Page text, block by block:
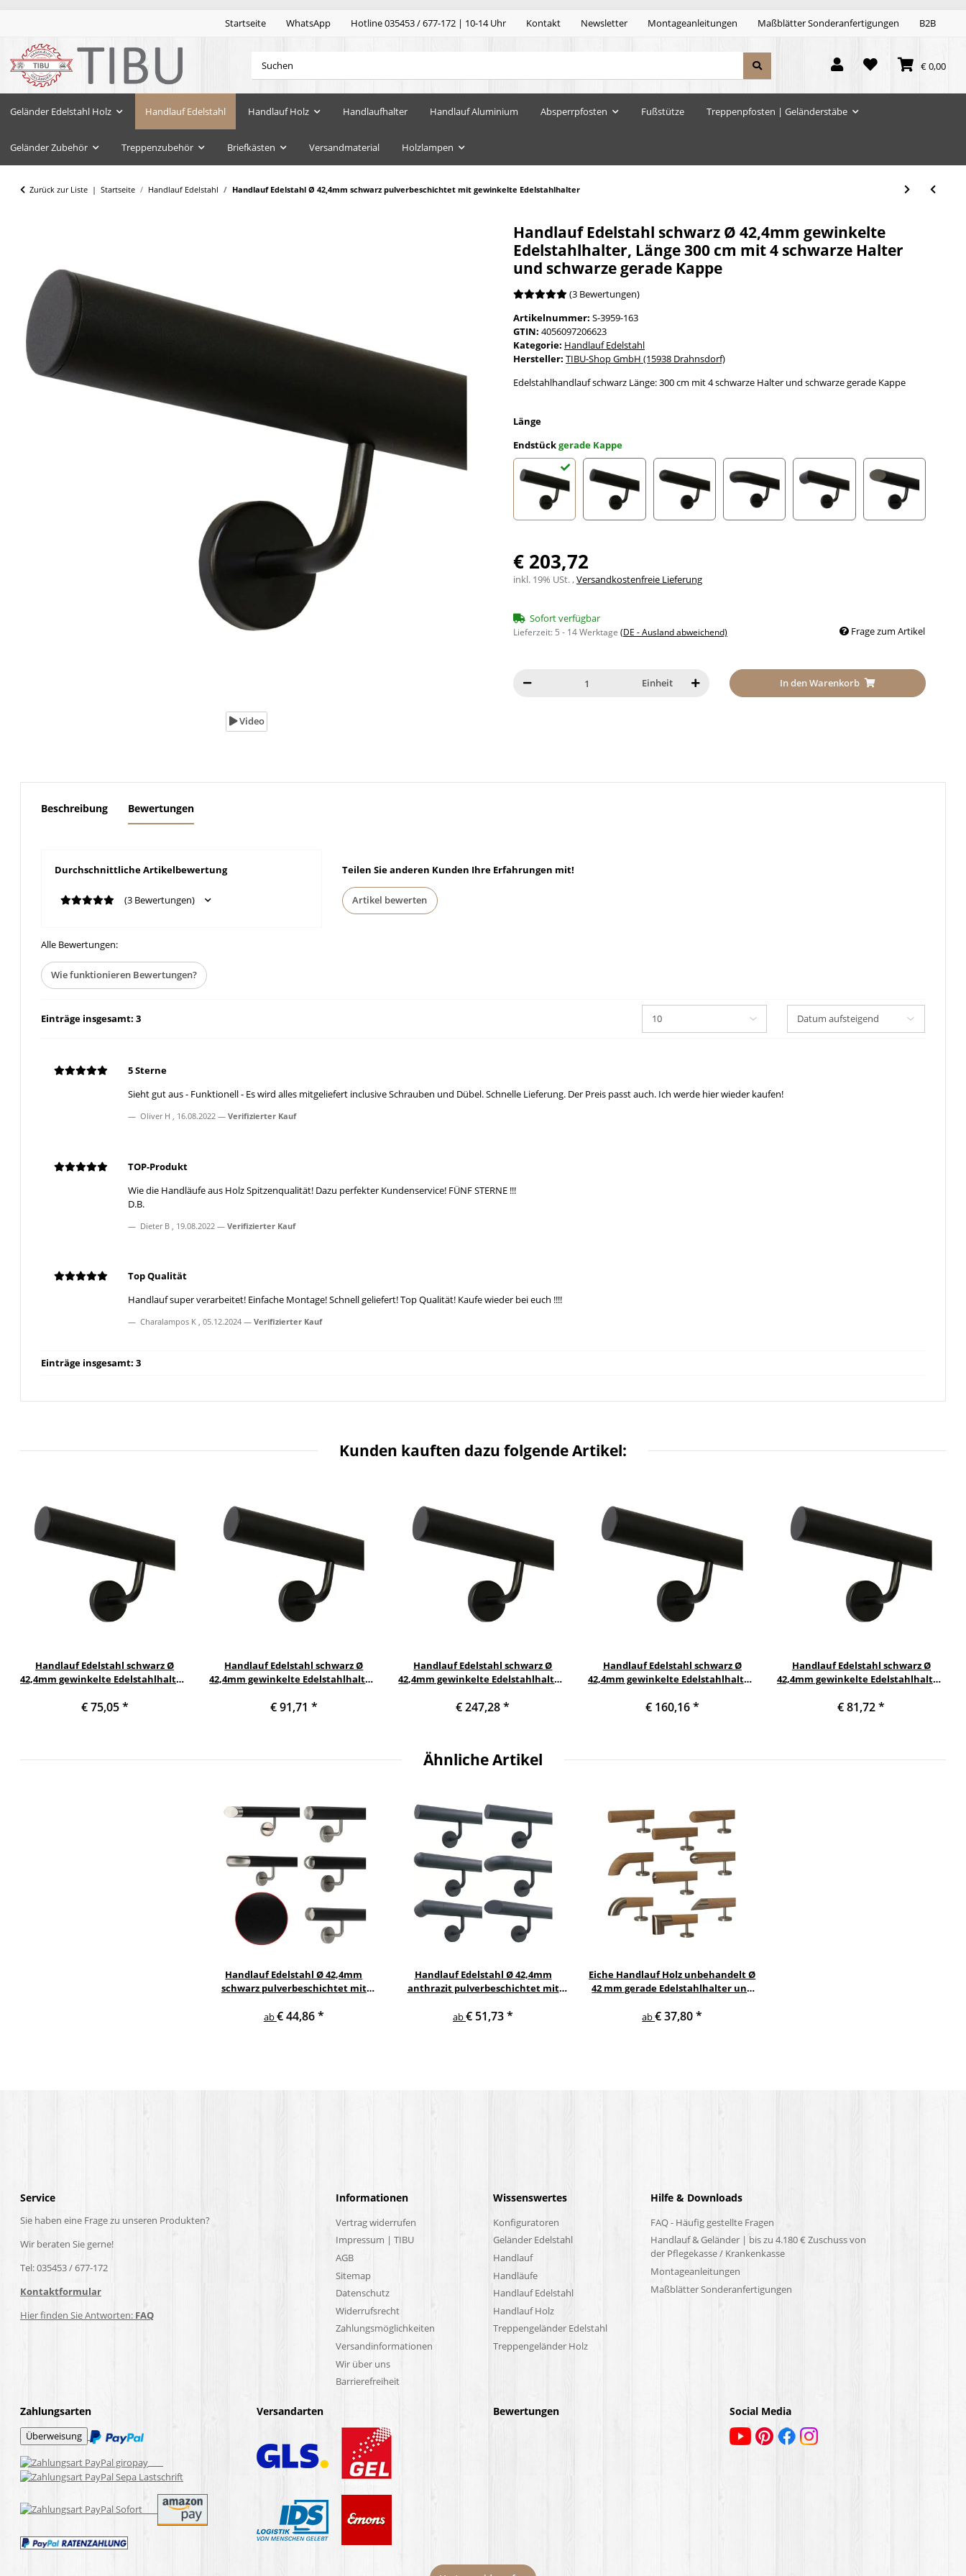
Startseite WhatsApp Hotline 035453 / 677-172 | 10-14 Uhr Kontakt Newsletter Montageanleitungen Maßblätter Sonderanfertigungen B2B
€ 0,00
Geländer Edelstahl Holz Handlauf Edelstahl Handlauf Holz Handlaufhalter Handlauf Aluminium Absperrpfosten Fußstütze Treppenpfosten | Geländerstäbe
Geländer Zubehör Treppenzubehör Briefkästen Versandmaterial Holzlampen
Zurück zur Liste Startseite Handlauf Edelstahl Handlauf Edelstahl Ø 42,4mm schwarz pulverbeschichtet mit gewinkelte Edelstahlhalter
Video
Handlauf Edelstahl schwarz Ø 42,4mm gewinkelte
Edelstahlhalter, Länge 300 cm mit 4 schwarze Halter
und schwarze gerade Kappe
(3 Bewertungen)
Artikelnummer: S-3959-163
GTIN: 4056097206623
Kategorie: Handlauf Edelstahl
Hersteller: TIBU-Shop GmbH (15938 Drahnsdorf)
Edelstahlhandlauf schwarz Länge: 300 cm mit 4 schwarze Halter und schwarze gerade Kappe
Länge
Endstückgerade Kappe
€ 203,72
inkl. 19% USt. ,Versandkostenfreie Lieferung
Sofort verfügbar
Lieferzeit: 5 - 14 Werktage (DE - Ausland abweichend) Frage zum Artikel
Einheit In den Warenkorb
Beschreibung Bewertungen
Durchschnittliche Artikelbewertung
(3 Bewertungen)
Teilen Sie anderen Kunden Ihre Erfahrungen mit!
Artikel bewerten
Alle Bewertungen:
Wie funktionieren Bewertungen?
Einträge insgesamt: 3
5 Sterne
Sieht gut aus - Funktionell - Es wird alles mitgeliefert inclusive Schrauben und Dübel. Schnelle Lieferung. Der Preis passt auch. Ich werde hier wieder kaufen!
Oliver H , 16.08.2022 Verifizierter Kauf
TOP-Produkt
Wie die Handläufe aus Holz Spitzenqualität! Dazu perfekter Kundenservice! FÜNF STERNE !!!
D.B.
Dieter B 19.08.2022 Verifizierter Kauf
Top Qualität
Handlauf super verarbeitet! Einfache Montage! Schnell geliefert! Top Qualität! Kaufe wieder bei euch !!!!
Charalampos K , 05.12.2024 Verifizierter Kauf
Einträge insgesamt: 3
Kunden kauften dazu folgende Artikel:
Handlauf Edelstahl schwarz Ø
42,4mm gewinkelte Edelstahlhalter,
und schwarze gerade Kappe
€ 75,05*
Handlauf Edelstahl schwarz Ø
42,4mm gewinkelte Edelstahlhalter,
und schwarze gerade Kappe
€ 91,71 *
Handlauf Edelstahl schwarz Ø
42,4mm gewinkelte Edelstahlhalter,
und schwarze gerade Kappe
€ 247,28*
Handlauf Edelstahl schwarz Ø
42,4mm gewinkelte Edelstahlhalter,
und schwarze gerade Kappe
€ 160,16*
Handlauf Edelstahl schwarz Ø
42,4mm gewinkelte Edelstahlhalter,
und schwarze gerade Kappe
€ 81,72*
Ähnliche Artikel
Handlauf Edelstahl Ø 42,4mm
schwarz pulverbeschichtet mit
ab€ 44,86*
Handlauf Edelstahl Ø 42,4mm
anthrazit pulverbeschichtet mit
Edelstahlhalter
ab€ 51,73*
Eiche Handlauf Holz unbehandelt Ø
42 mm gerade Edelstahlhalter und
ab€ 37,80*
Service
Sie haben eine Frage zu unseren Produkten?
Wir beraten Sie gerne!
Tel: 035453 / 677-172
Kontaktformular
Hier finden Sie Antworten: FAQ
Informationen
Vertrag widerrufen
Impressum | TIBU
AGB
Sitemap
Datenschutz
Widerrufsrecht
Zahlungsmöglichkeiten
Versandinformationen
Wir über uns
Barrierefreiheit
Wissenswertes
Konfiguratoren
Geländer Edelstahl
Handlauf
Handläufe
Handlauf Edelstahl
Handlauf Holz
Treppengeländer Edelstahl
Treppengeländer Holz
Hilfe & Downloads
FAQ - Häufig gestellte Fragen
Handlauf & Geländer | bis zu 4.180 € Zuschuss von
der Pflegekasse / Krankenkasse
Montageanleitungen
Maßblätter Sonderanfertigungen
Zahlungsarten Versandarten Bewertungen Social Media